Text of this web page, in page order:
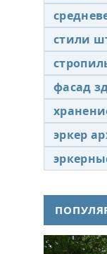
стили
фасад
эркер